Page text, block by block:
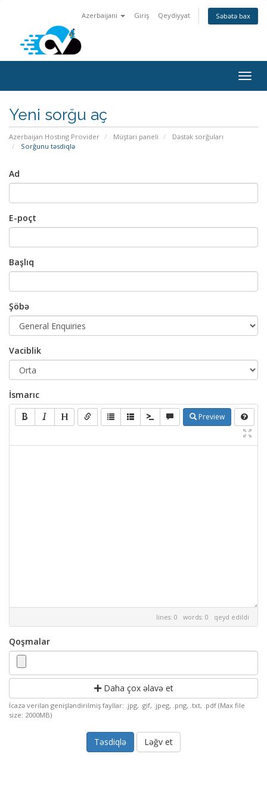
Azerbaijani Giriş Qeydiyyat Səbətə bax
keçid
Yeni sorğu aç
Azerbaijan Hosting Provider Müştəri paneli
Dəstək sorğuları
Sorğunu təsdiqlə
Ad
E-poçt
Başlıq
Şöbə
Vaciblik
İsmarıc
Preview
lines: 0 words: 0 qeyd edildi
Qoşmalar
Daha çox əlavə et
İcazə verilən genişləndirilmiş fayllar: .jpg, .gif, .jpeg, .png, .txt, .pdf (Max file
size: 2000MB)
Ləğv et